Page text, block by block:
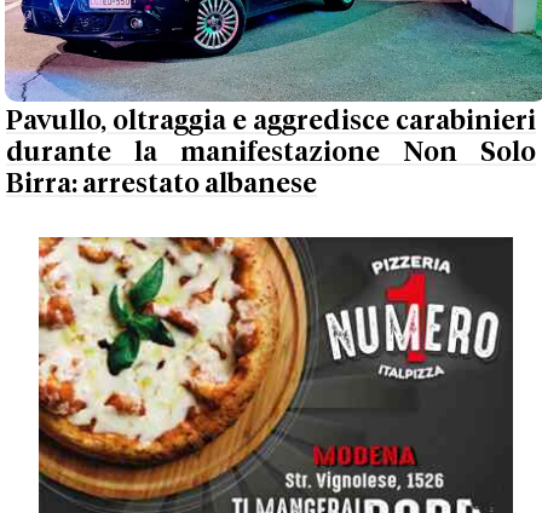
Pavullo, oltraggia e aggredisce carabinieri
durante la manifestazione Non Solo
Birra: arrestato albanese